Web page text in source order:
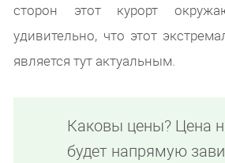
сторон этот курорт
удивительно, что этот
является тут актуальным.
Каковы цены? Цена
будет напрямую